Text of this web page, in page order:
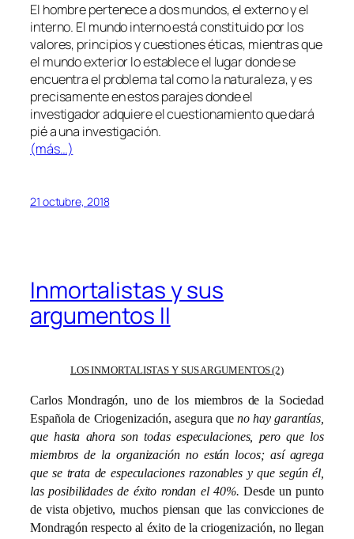
El hombre pertenece a dos mundos, el externo y el
interno. El mundo interno está constituido por los
valores, principios y cuestiones éticas, mientras que
el mundo exterior lo establece el lugar donde se
encuentra el problema tal como la naturaleza, y es
precisamente en estos parajes donde el
investigador adquiere el cuestionamiento que dará
pié a una investigación.
(más…)
21 octubre, 2018
Inmortalistas y sus
argumentos II
LOS INMORTALISTAS Y SUS ARGUMENTOS (2)
Carlos Mondragón, uno de los miembros de la Sociedad
Española de Criogenización, asegura que no hay garantías,
que hasta ahora son todas especulaciones, pero que los
miembros de la organización no están locos; así agrega
que se trata de especulaciones razonables y que según él,
las posibilidades de éxito rondan el 40%. Desde un punto
de vista objetivo, muchos piensan que las convicciones de
Mondragón respecto al éxito de la criogenización, no llegan